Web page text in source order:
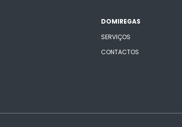
DOMIREGAS
SERVIÇOS
CONTACTOS